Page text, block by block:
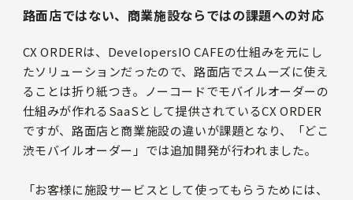
路面店ではない、商業施設ならではの課題への対応
CX ORDERは、DevelopersIO CAFEの仕組みを元にし
たソリューションだったので、路面店でスムーズに使え
ることは折り紙つき。ノーコードでモバイルオーダーの
仕組みが作れるSaaSとして提供されているCX ORDER
ですが、路面店と商業施設の違いが課題となり、「どこ
渋モバイルオーダー」では追加開発が行われました。
「お客様に施設サービスとして使ってもらうためには、